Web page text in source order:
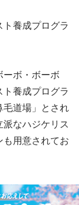
養成プログラ
ボ・ボーボ
養成プログラ
道場」とされ
なハジケリス
も用意されてお